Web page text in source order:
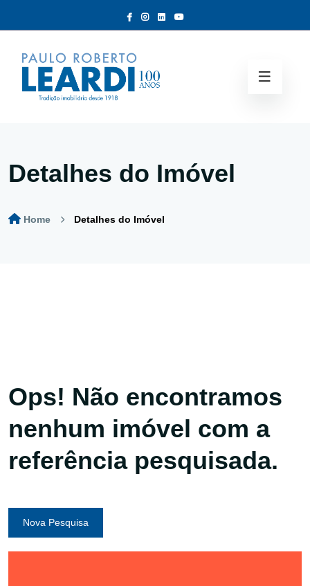
Detalhes do Imóvel
Home Detalhes do Imóvel
Ops! Não encontramos
nenhum imóvel com a
referência pesquisada.
Nova Pesquisa